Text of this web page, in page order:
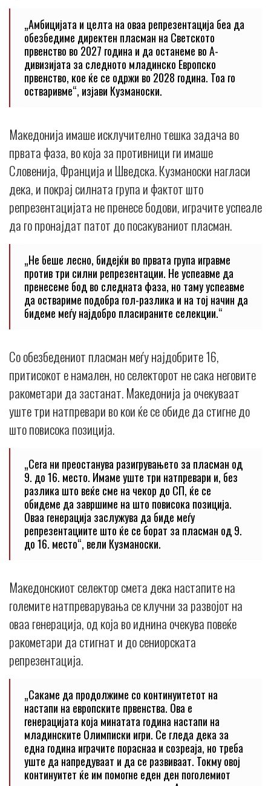
„Амбицијата и целта на оваа репрезентација беа да
обезбедиме директен пласман на Светското
првенство во 2027 година и да останеме во А-
дивизијата за следното младинско Европско
првенство, кое ќе се одржи во 2028 година. Тоа го
остваривме“, изјави Кузманоски.
Македонија имаше исклучително тешка задача во
првата фаза, во која за противници ги имаше
Словенија, Франција и Шведска. Кузманоски нагласи
дека, и покрај силната група и фактот што
репрезентацијата не пренесе бодови, играчите успеале
да го пронајдат патот до посакуваниот пласман.
„Не беше лесно, бидејќи во првата група игравме
против три силни репрезентации. Не успеавме да
пренесеме бод во следната фаза, но таму успеавме
да оствариме подобра гол-разлика и на тој начин да
бидеме меѓу најдобро пласираните селекции.“
Со обезбедениот пласман меѓу најдобрите 16,
притисокот е намален, но селекторот не сака неговите
ракометари да застанат. Македонија ја очекуваат
уште три натпревари во кои ќе се обиде да стигне до
што повисока позиција.
„Сега ни преостанува разигрувањето за пласман од
9. до 16. место. Имаме уште три натпревари и, без
разлика што веќе сме на чекор до СП, ќе се
обидеме да завршиме на што повисока позиција.
Оваа генерација заслужува да биде меѓу
репрезентациите што ќе се борат за пласман од 9.
до 16. место“, вели Кузманоски.
Македонскиот селектор смета дека настапите на
големите натпреварувања се клучни за развојот на
оваа генерација, од која во иднина очекува повеќе
ракометари да стигнат и до сениорската
репрезентација.
„Сакаме да продолжиме со континуитетот на
настапи на европските првенства. Ова е
генерацијата која минатата година настапи на
младинските Олимписки игри. Се гледа дека за
една година играчите пораснаа и созреаја, но треба
уште да напредуваат и да се развиваат. Токму овој
континуитет ќе им помогне еден ден поголемиот